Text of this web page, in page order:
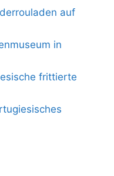
auf
in
frittierte